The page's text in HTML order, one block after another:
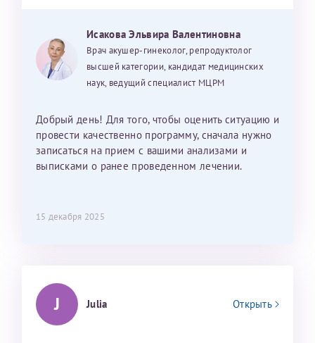
Исакова Эльвира Валентиновна
Врач акушер-гинеколог, репродуктолог
высшей категории, кандидат медицинских
наук, ведущий специалист МЦРМ
Добрый день! Для того, чтобы оценить ситуацию и
провести качественно программу, сначала нужно
записаться на прием с вашими анализами и
выписками о ранее проведенном лечении.
15 декабря 2025
J Julia Открыть